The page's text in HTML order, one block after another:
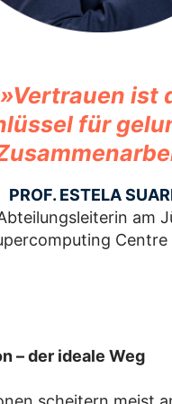
»Vertrauen ist
für
PROF. ESTELA
am
Centre
– der ideale Weg